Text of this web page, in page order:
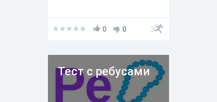
0 0
Тест с ребусами